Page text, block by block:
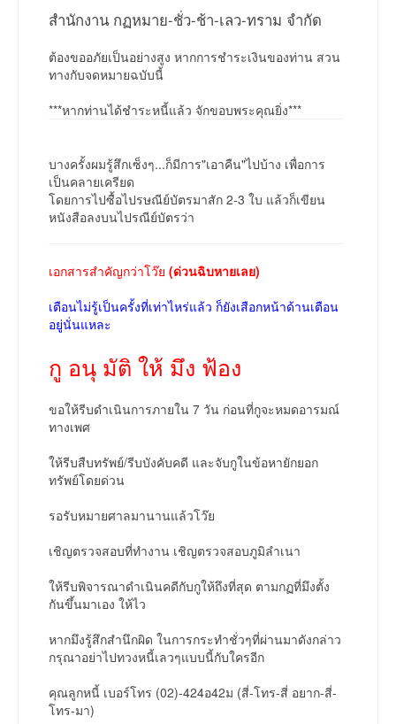
สำนักงาน กฏหมาย-ชั่ว-ช้า-เลว-ทราม จำกัด
ต้องขออภัยเป็นอย่างสูง หากการชำระเงินของท่าน สวน
ทางกับจดหมายฉบับนี้
***หากท่านได้ชำระหนี้แล้ว จักขอบพระคุณยิ่ง***
บางครั้งผมรู้สึกเซ็งๆ...ก็มีการ"เอาคืน"ไปบ้าง เพื่อการ
เป็นคลายเครียด
โดยการไปซื้อไปรษณีย์บัตรมาสัก 2-3 ใบ แล้วก็เขียน
หนังสือลงบนไปรณีย์บัตรว่า
เอกสารสำคัญกว่าโว๊ย (ด่วนฉิบหายเลย)
เตือนไม่รู้เป็นครั้งที่เท่าไหร่แล้ว ก็ยังเสือกหน้าด้านเตือน
อยู่นั่นแหละ
กู อนุ มัติ ให้ มึง ฟ้อง
ขอให้รีบดำเนินการภายใน 7 วัน ก่อนที่กูจะหมดอารมณ์
ทางเพศ
ให้รีบสืบทรัพย์/รีบบังคับคดี และจับกูในข้อหายักยอก
ทรัพย์โดยด่วน
รอรับหมายศาลมานานแล้วโว๊ย
เชิญตรวจสอบที่ทำงาน เชิญตรวจสอบภูมิลำเนา
ให้รีบพิจารณาดำเนินคดีกับกูให้ถึงที่สุด ตามกฏที่มึงตั้ง
กันขึ้นมาเอง ให้ไว
หากมึงรู้สึกสำนึกผิด ในการกระทำชั่วๆที่ผ่านมาดังกล่าว
กรุณาอย่าไปทวงหนี้เลวๆแบบนี้กับใครอีก
คุณลูกหนี้ เบอร์โทร (02)-424อ42ม (สี่-โทร-สี่ อยาก-สี่-
โทร-มา)